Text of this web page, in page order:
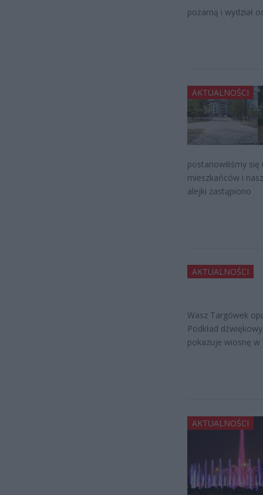
pożarną i wydział
AKTUALNOŚCI
postanowiliśmy się
mieszkańców i
alejki zastąpiono
AKTUALNOŚCI
Wasz Targówek
Podkład
pokazuje wiosnę w
AKTUALNOŚCI